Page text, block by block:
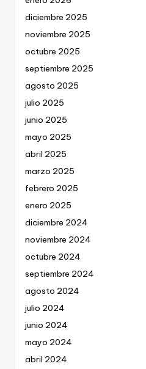
diciembre 2025
noviembre 2025
octubre 2025
septiembre 2025
agosto 2025
julio 2025
junio 2025
mayo 2025
abril 2025
marzo 2025
febrero 2025
enero 2025
diciembre 2024
noviembre 2024
octubre 2024
septiembre 2024
agosto 2024
julio 2024
junio 2024
mayo 2024
abril 2024